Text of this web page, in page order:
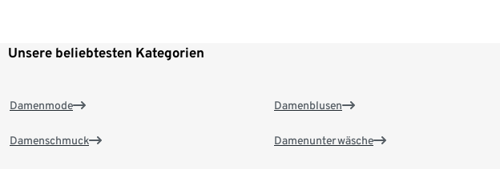
Unsere beliebtesten Kategorien
Damenmode
Damenschmuck
Damenblusen
Damenunterwäsche